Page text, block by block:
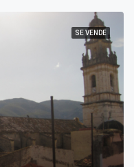
SE VENDE